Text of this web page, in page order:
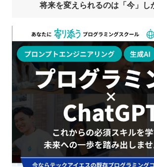
将来を変えられるのは「今」し